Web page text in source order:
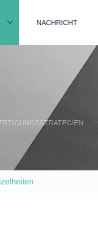
NACHRICHT